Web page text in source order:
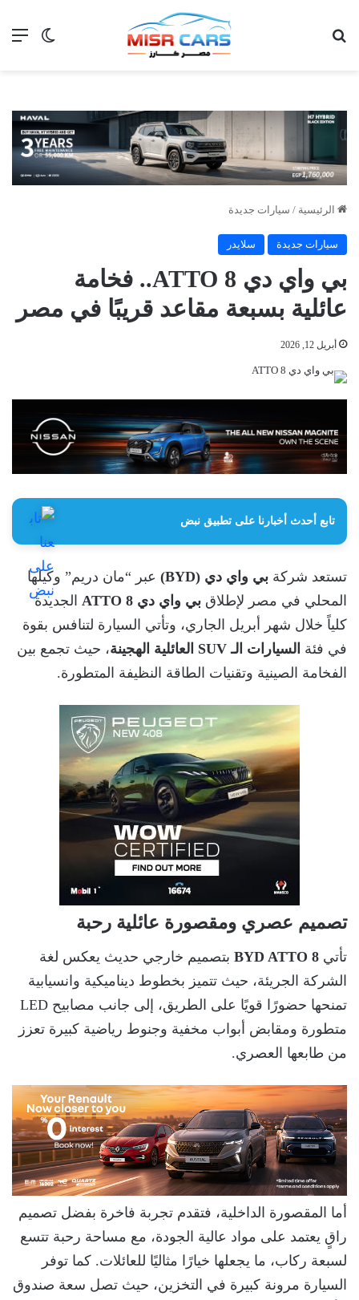
الوضع
الرئيسية / سيارات جديدة
سيارات جديدة سلايدر
بي واي دي ATTO 8.. فخامة
عائلية بسبعة مقاعد قريبًا في مصر
أبريل 12, 2026
تابع أحدث أخبارنا على تطبيق نبض
تستعد شركة بي واي دي (BYD)
عبر “مان دريم” وكيلها
المحلي في مصر لإطلاق بي واي دي ATTO 8
الجديدة
كلياً خلال شهر أبريل الجاري، وتأتي السيارة لتنافس بقوة
في فئة السيارات الـ SUV العائلية الهجينة
، حيث تجمع بين
الفخامة الصينية وتقنيات الطاقة النظيفة المتطورة.
تصميم عصري ومقصورة عائلية رحبة
تأتي BYD ATTO 8 بتصميم خارجي حديث يعكس لغة
الشركة الجريئة، حيث تتميز بخطوط ديناميكية وانسيابية
تمنحها حضورًا قويًا على الطريق، إلى جانب مصابيح LED
متطورة ومقابض أبواب مخفية وجنوط رياضية كبيرة تعزز
من طابعها العصري.
أما المقصورة الداخلية، فتقدم تجربة فاخرة بفضل تصميم
راقٍ يعتمد على مواد عالية الجودة، مع مساحة رحبة تتسع
لسبعة ركاب، ما يجعلها خيارًا مثاليًا للعائلات. كما توفر
السيارة مرونة كبيرة في التخزين، حيث تصل سعة صندوق